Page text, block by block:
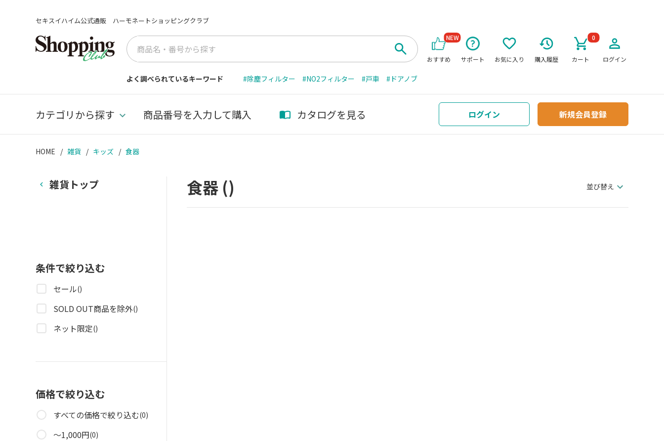
セキスイハイム公式通販 ハーモネートショッピングクラブ
おすすめ
NEW
サポート お気に入り 購入履歴 カート
0
ログイン
よく調べられているキーワード #除塵フィルター #NO2フィルター #戸車 #ドアノブ
カテゴリから探す 商品番号を入力して購入 カタログを見る ログイン 新規会員登録
HOME 雑貨 キッズ 食器
食器 () 並び替え
雑貨トップ
条件で絞り込む
セール()
SOLD OUT商品を除外()
ネット限定()
価格で絞り込む
すべての価格で絞り込む(0)
～1,000円(0)